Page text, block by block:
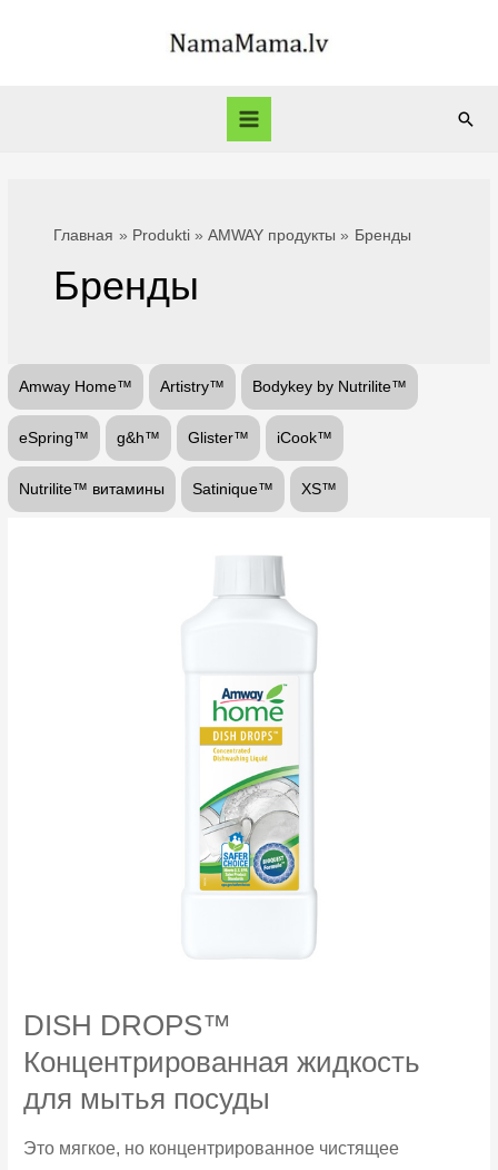
Main
Главная Produkti AMWAY продукты Бренды
Бренды
Amway Home™ Artistry™ Bodykey by Nutrilite™
eSpring™ g&h™ Glister™ iCook™
Nutrilite™ витамины Satinique™ XS™
DISH DROPS™
Концентрированная жидкость
для мытья посуды
Это мягкое, но концентрированное чистящее